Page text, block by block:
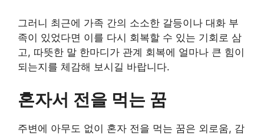
그러니 최근에 가족 간의 소소한 갈등이나 대화 부
족이 있었다면 이를 다시 회복할 수 있는 기회로 삼
고, 따뜻한 말 한마디가 관계 회복에 얼마나 큰 힘이
되는지를 체감해 보시길 바랍니다.
혼자서 전을 먹는 꿈
주변에 아무도 없이 혼자 전을 먹는 꿈은 외로움, 감